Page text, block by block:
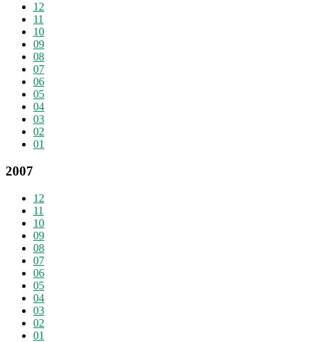
12
11
10
09
08
07
06
05
04
03
02
01
2007
12
11
10
09
08
07
06
05
04
03
02
01